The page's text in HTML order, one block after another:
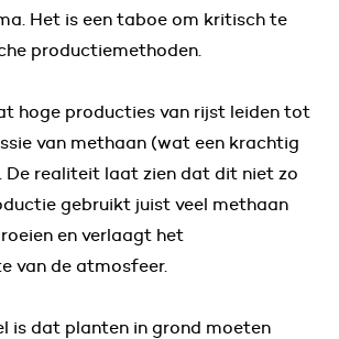
Het is een taboe om kritisch te
productiemethoden.
hoge producties van rijst leiden tot
van methaan (wat een krachtig
De realiteit laat zien dat dit niet zo
gebruikt juist veel methaan
en verlaagt het
van de atmosfeer.
is dat planten in grond moeten